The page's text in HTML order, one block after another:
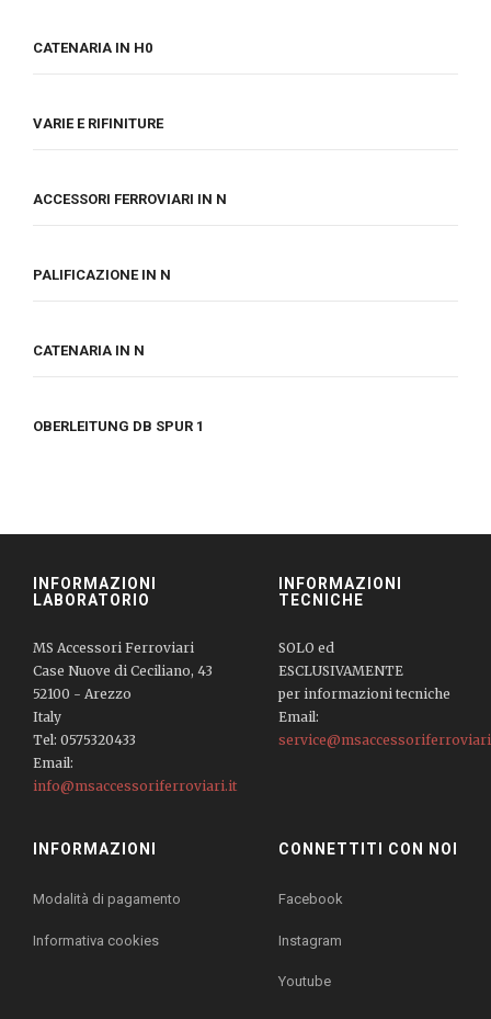
CATENARIA IN H0
VARIE E RIFINITURE
ACCESSORI FERROVIARI IN N
PALIFICAZIONE IN N
CATENARIA IN N
OBERLEITUNG DB SPUR 1
INFORMAZIONI
LABORATORIO
MS Accessori Ferroviari
Case Nuove di Ceciliano, 43
52100 - Arezzo
Italy
Tel: 0575320433
Email:
info@msaccessoriferroviari.it
INFORMAZIONI
TECNICHE
SOLO ed
ESCLUSIVAMENTE
per informazioni tecniche
Email:
INFORMAZIONI
Modalità di pagamento
Informativa cookies
CONNETTITI CON NOI
Facebook
Instagram
Youtube